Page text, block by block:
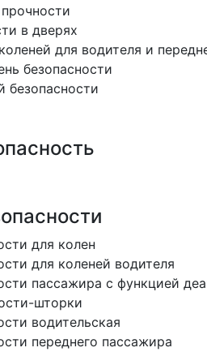
в дверях
для водителя и
безопасности
безопасности
для колен
для коленей водителя
пассажира с функцией
шторки
водительская
переднего пассажира